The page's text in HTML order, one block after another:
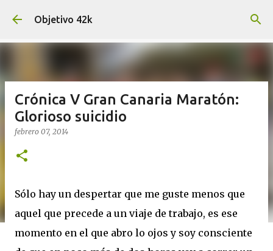
Ir al contenido principal
Objetivo 42k
Crónica V Gran Canaria Maratón:
Glorioso suicidio
febrero 07, 2014
Sólo hay un despertar que me guste menos que
aquel que precede a un viaje de trabajo, es ese
momento en el que abro lo ojos y soy consciente